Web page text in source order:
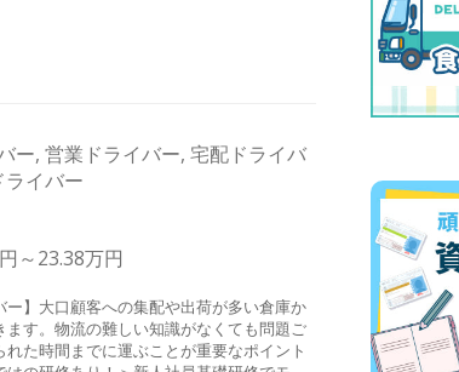
ー, 営業ドライバー, 宅配ドライバ
ライバー
～23.38万円
ー】大口顧客への集配や出荷が多い倉庫か
ます。物流の難しい知識がなくても問題ご
た時間までに運ぶことが重要なポイント